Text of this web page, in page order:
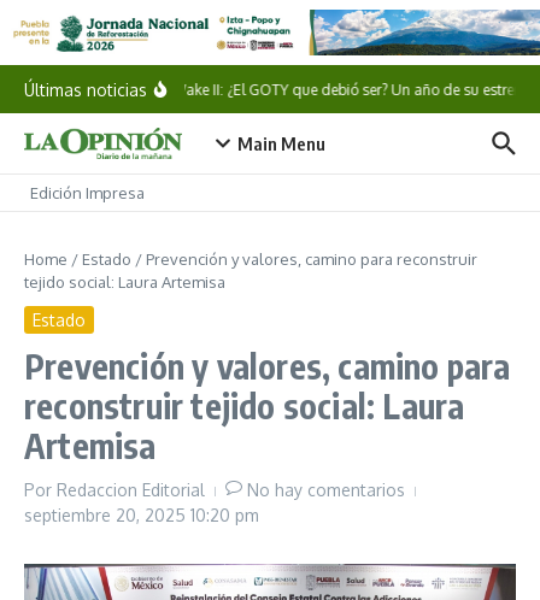
Saltar al contenido
Últimas noticiasAlan Wake II: ¿El GOTY que debió ser? Un año de su estreno
Main Menu
Edición Impresa
Home / Estado / Prevención y valores, camino para reconstruir
tejido social: Laura Artemisa
Estado
Prevención y valores, camino para
reconstruir tejido social: Laura
Artemisa
Por Redaccion Editorial
No hay comentarios
septiembre 20, 2025 10:20 pm